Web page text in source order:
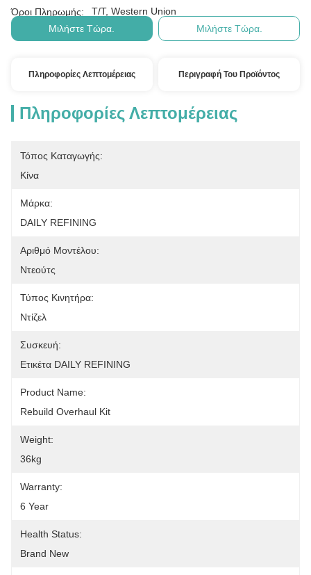
Όροι Πληρωμής:
T/T, Western Union
Μιλήστε Τώρα.
Μιλήστε Τώρα.
Πληροφορίες Λεπτομέρειας Περιγραφή Του Προϊόντος
Πληροφορίες Λεπτομέρειας
Τόπος Καταγωγής:
Κίνα
Μάρκα:
DAILY REFINING
Αριθμό Μοντέλου:
Ντεούτς
Τύπος Κινητήρα:
Ντίζελ
Συσκευή:
Ετικέτα DAILY REFINING
Product Name:
Rebuild Overhaul Kit
Weight:
36kg
Warranty:
6 Year
Health Status:
Brand New